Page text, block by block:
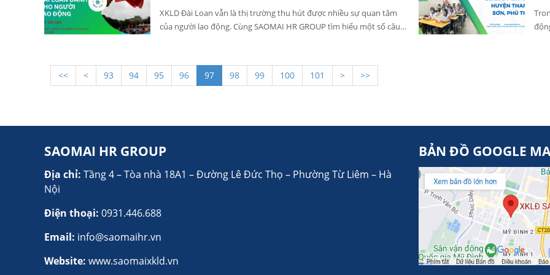
nhận.
tục
XKLD Đài Loan vẫn là thị trường thu hút được nhiều sự quan tâm
của người lao động. Cùng SAOMAI HR GROUP tìm hiểu một số câu
<< < 93 94 95 96 97 98 99 100 101 > >>
SAOMAI HR GROUP
Địa chỉ: Tầng 4 – Tòa nhà 18A1 – Đường Lê Đức Thọ – Phường Từ Liêm – Hà
Nội
Điện thoại: 0931.446.688
Email: info@saomaihr.vn
Website: www.saomaixkld.vn
BẢN ĐỒ GOOGLE